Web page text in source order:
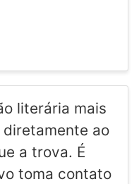
literária mais
ao
a trova. É
toma contato